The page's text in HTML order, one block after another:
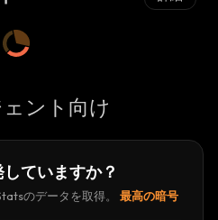
ント向け
ていますか？
のデータを取得。
最高の暗号